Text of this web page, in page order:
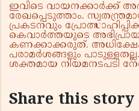
ഇവിടെ വായനക്കാർക്ക്
രേഖപ്പെടുത്താം.
പ്രകടനവും
കെവാർത്തയുടെ
കണക്കാക്കരുത്.
പരാമർശങ്ങളും
ശക്തമായ നിയമനടപടി
Share this story